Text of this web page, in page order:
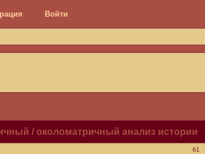
Войти
/ околоматричный анализ истории
61